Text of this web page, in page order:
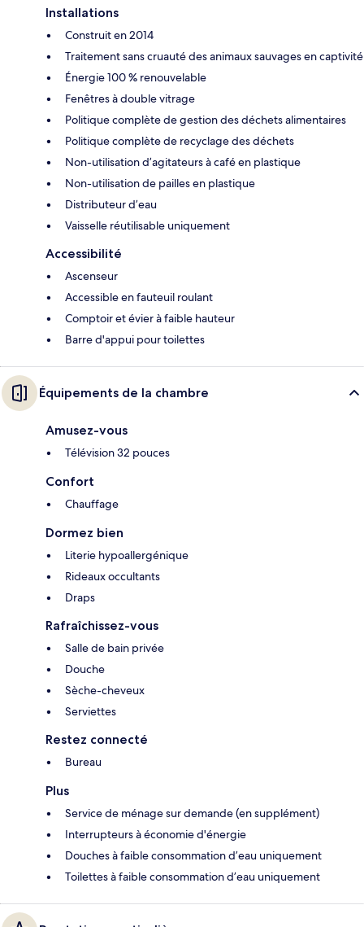
Installations
Construit en 2014
Traitement sans cruauté des animaux sauvages en captivité
Énergie 100 % renouvelable
Fenêtres à double vitrage
Politique complète de gestion des déchets alimentaires
Politique complète de recyclage des déchets
Non-utilisation d’agitateurs à café en plastique
Non-utilisation de pailles en plastique
Distributeur d’eau
Vaisselle réutilisable uniquement
Accessibilité
Ascenseur
Accessible en fauteuil roulant
Comptoir et évier à faible hauteur
Barre d'appui pour toilettes
Équipements de la chambre
Amusez-vous
Télévision 32 pouces
Confort
Chauffage
Dormez bien
Literie hypoallergénique
Rideaux occultants
Draps
Rafraîchissez-vous
Salle de bain privée
Douche
Sèche-cheveux
Serviettes
Restez connecté
Bureau
Plus
Service de ménage sur demande (en supplément)
Interrupteurs à économie d'énergie
Douches à faible consommation d’eau uniquement
Toilettes à faible consommation d’eau uniquement